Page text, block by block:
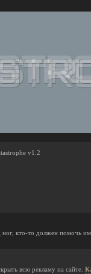
v1.2
ног, кто-то должен помочь
всю рекламу на сайте.